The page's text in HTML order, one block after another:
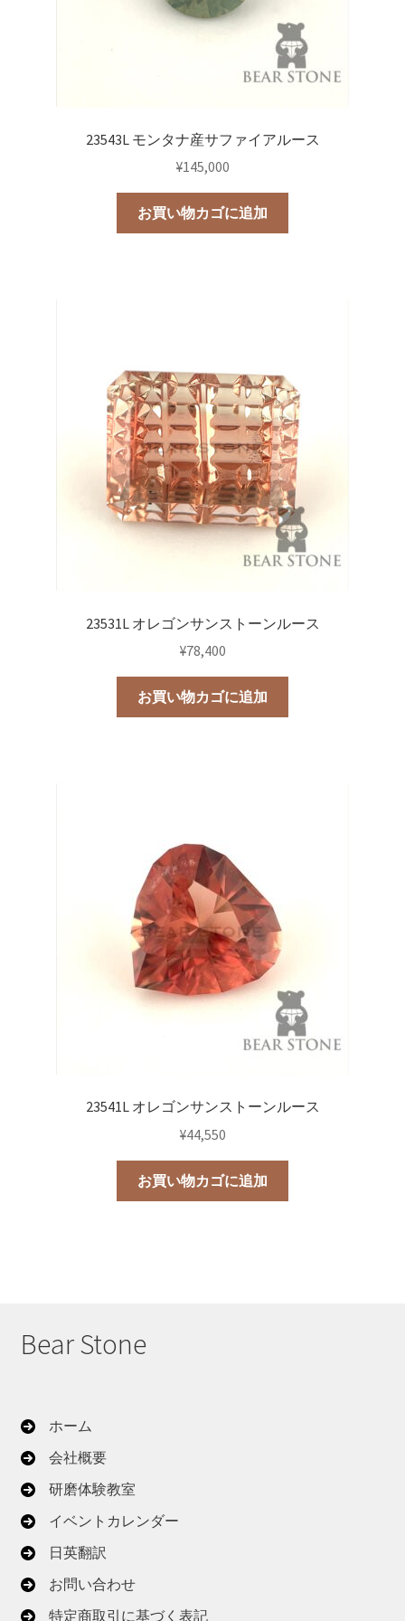
23543L モンタナ産サファイアルース
¥145,000
お買い物カゴに追加
23531L オレゴンサンストーンルース
¥78,400
お買い物カゴに追加
23541L オレゴンサンストーンルース
¥44,550
お買い物カゴに追加
Bear Stone
ホーム
会社概要
研磨体験教室
イベントカレンダー
日英翻訳
お問い合わせ
特定商取引に基づく表記